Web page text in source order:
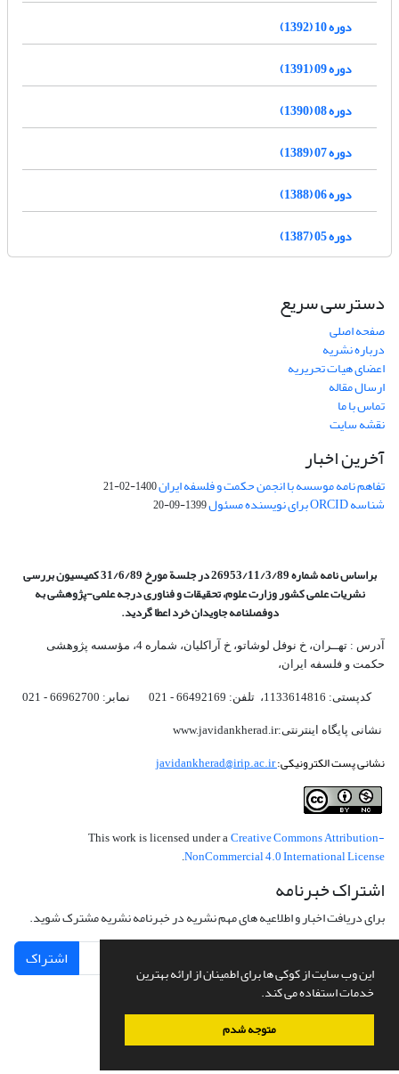
این وب سایت از کوکی ها برای اطمینان از ارائه بهترین
خدمات استفاده می کند.
متوجه شدم
دوره 10 (1392)
دوره 09 (1391)
دوره 08 (1390)
دوره 07 (1389)
دوره 06 (1388)
دوره 05 (1387)
دسترسی سریع
صفحه اصلی
درباره نشریه
اعضای هیات تحریریه
ارسال مقاله
تماس با ما
نقشه سایت
آخرین اخبار
تفاهم نامه موسسه با انجمن حکمت و فلسفه ایران1400-02-21
شناسه ORCID برای نویسنده مسئول 1399-09-20
براساس نامه شماره 26953/11/3/89 در جلسة مورخ 31/6/89 کمیسیون
بررسی
نشریات علمی کشور وزارت علوم، تحقیقات و فناوری درجه علمی‌-پژوهشیبه
دوفصلنامه جاویدان خرد اعطا گردید.
آدرس : تهــران، خ نوفل لوشاتو، خ آراکلیان، شماره 4،‌ مؤسسه پژوهشی
حکمت و فلسفه ایران،‌
کدپستی: 1133614816، تلفن: 66492169 - 021 نمابر: 66962700 - 021
نشانی پایگاه اینترنتی:www.javidankherad.ir
نشانی پست الکترونیکی:javidankherad@irip.ac.ir
This work is licensed under a Creative Commons Attribution-
NonCommercial 4.0 International License
اشتراک خبرنامه
برای دریافت اخبار و اطلاعیه های مهم نشریه در خبرنامه نشریه مشترک شوید.
اشتراک
سامانه مدیریت نشریات علمی.طراحی و پیاده سازی ازسیناوب